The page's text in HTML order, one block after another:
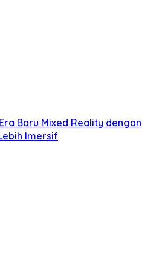
Baru Mixed Reality dengan
Imersif